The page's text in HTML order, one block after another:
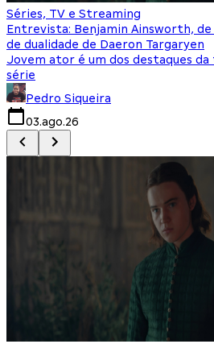
Séries, TV e Streaming
Entrevista: Benjamin Ainsworth, de
de dualidade de Daeron Targaryen
Jovem ator é um dos destaques
série
Pedro Siqueira
03.ago.26